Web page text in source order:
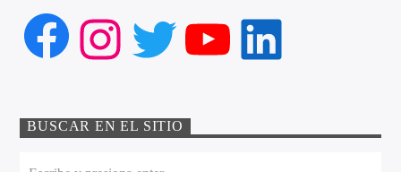
Facebook
Instagram
Twitter
YouTube
LinkedIn
BUSCAR EN EL SITIO